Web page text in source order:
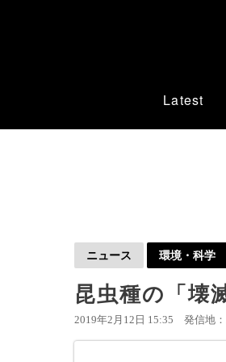
Latest
ニュース 環境・科学
昆虫種の「壊
2019年2月12日 15:35 発信地